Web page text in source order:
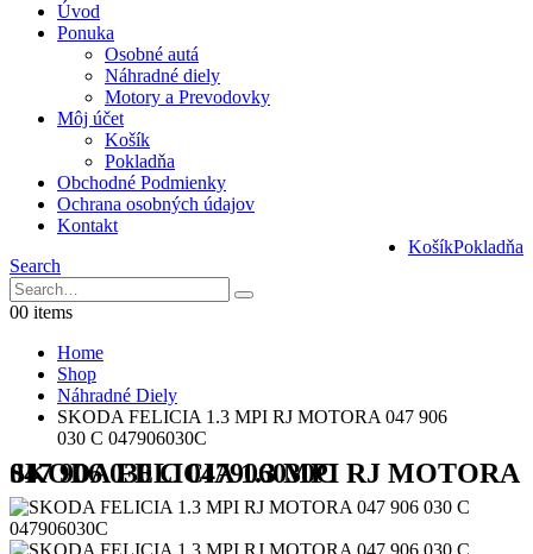
Úvod
Ponuka
Osobné autá
Náhradné diely
Motory a Prevodovky
Môj účet
Košík
Pokladňa
Obchodné Podmienky
Ochrana osobných údajov
Kontakt
KošíkPokladňa
Search
00 items
Home
Shop
Náhradné Diely
SKODA FELICIA 1.3 MPI RJ MOTORA 047 906
030 C 047906030C
SKODA FELICIA 1.3 MPI RJ MOTORA 047 906 030 C 047906030C